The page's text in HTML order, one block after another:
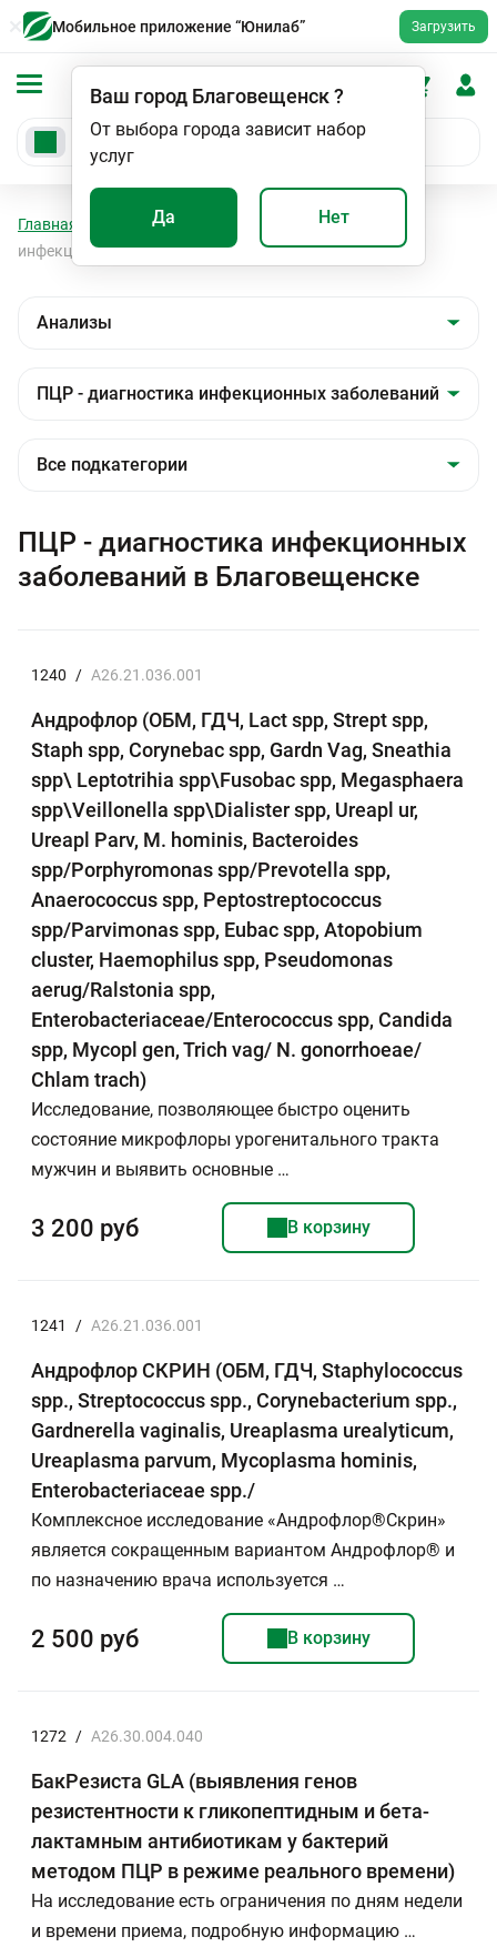
Мобильное приложение “Юнилаб” Загрузить
Ваш город Благовещенск?
От выбора города зависит набор
услуг
Да Нет
Главная Анализы
ПЦР - диагностика
инфекционных заболеваний
ПЦР - диагностика инфекционных
заболеваний в Благовещенске
1240 / A26.21.036.001
Андрофлор (ОБМ, ГДЧ, Lact spp, Strept spp,
Staph spp, Corynebac spp, Gardn Vag, Sneathia
spp\ Leptotrihia spp\Fusobac spp, Megasphaera
spp\Veillonella spp\Dialister spp, Ureapl ur,
Ureapl Parv, M. hominis, Bacteroides
spp/Porphyromonas spp/Prevotella spp,
Anaerococcus spp, Peptostreptococcus
spp/Parvimonas spp, Eubac spp, Atopobium
cluster, Haemophilus spp, Pseudomonas
aerug/Ralstonia spp,
Enterobacteriaceae/Enterococcus spp, Candida
spp, Mycopl gen, Trich vag/ N. gonorrhoeae/
Chlam trach)
Исследование, позволяющее быстро оценить
состояние микрофлоры урогенитального тракта
мужчин и выявить основные …
3 200 руб В корзину
1241 / A26.21.036.001
Андрофлор СКРИН (ОБМ, ГДЧ, Staphylococcus
spp., Streptococcus spp., Corynebacterium spp.,
Gardnerella vaginalis, Ureaplasma urealyticum,
Ureaplasma parvum, Mycoplasma hominis,
Enterobacteriaceae spp./
Комплексное исследование «Андрофлор®Скрин»
является сокращенным вариантом Андрофлор® и
по назначению врача используется …
2 500 руб В корзину
1272 / A26.30.004.040
БакРезиста GLA (выявления генов
резистентности к гликопептидным и бета-
лактамным антибиотикам у бактерий
методом ПЦР в режиме реального времени)
На исследование есть ограничения по дням недели
и времени приема, подробную информацию …